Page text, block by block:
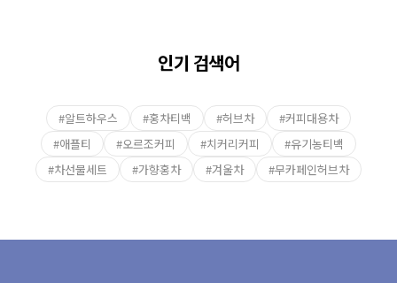
인기 검색어
#알트하우스 #홍차티백 #허브차
#커피대용차
#애플티
#오르조커피 #치커리커피
#유기농티백
#차선물세트
#가향홍차 #겨울차 #무카페인허브차